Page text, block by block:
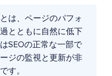
とは、ページのパフォ
とともに自然に低下
SEOの正常な一部で
ジの監視と更新が非
す。